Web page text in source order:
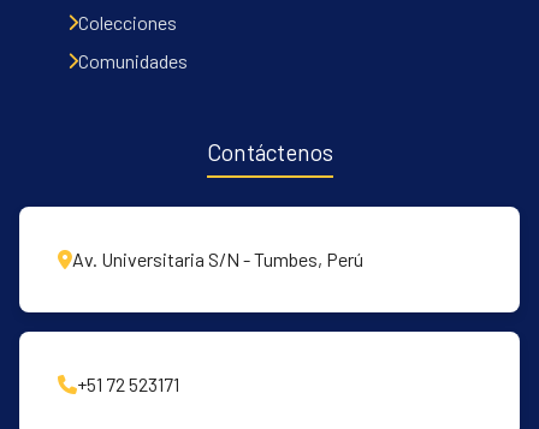
Colecciones
Comunidades
Contáctenos
Av. Universitaria S/N - Tumbes, Perú
+51 72 523171